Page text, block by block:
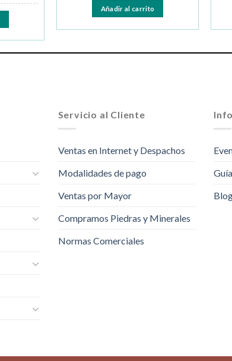
Añadir al carrito
Servicio al Cliente
Ventas en Internet y Despachos
Modalidades de pago
Ventas por Mayor
Compramos Piedras y Minerales
Normas Comerciales